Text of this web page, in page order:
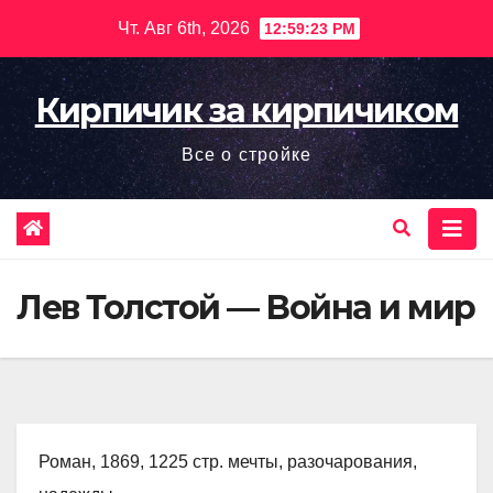
содержимому
Чт. Авг 6th, 2026 12:59:24 PM
Кирпичик за кирпичиком
Все о стройке
Лев Толстой — Война и мир
Роман, 1869, 1225 стр. мечты, разочарования,